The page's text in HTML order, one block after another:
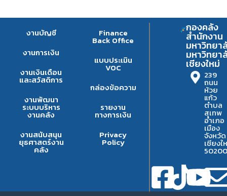
งานบัญชี
งานการเงิน
งานเงินเดือน
และสวัสดิการ
งานพัฒนา
ระบบบริหาร
งานคลัง
งานสนับสนุน
ยุธศาสตร์งาน
คลัง
Finance
Back Office
แบบประเมิน
VOC
กล่องข้อความ
รายงาน
ทางการเงิน
Privacy
Policy
กองคลัง
สำนักงาน
มหาวิทยา
มหาวิทยา
เชียงใหม่
239
ถนน
ห้วย
แก้ว
ตำบล
สุเทพ
อำเภอ
เมือง
จังหวัด
เชียงใ
50200